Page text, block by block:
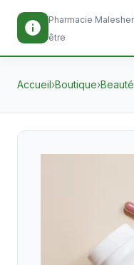
Pharmacie
être
Accueil›Boutique›Beauté